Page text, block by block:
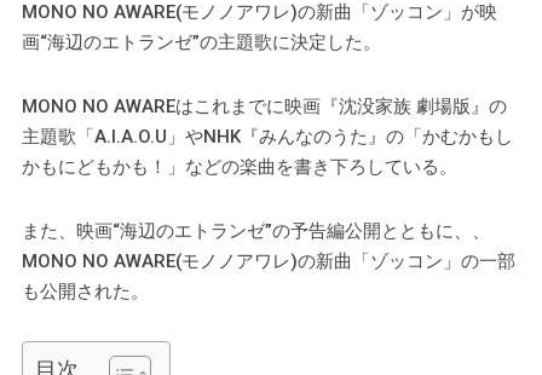
MONO NO AWARE(モノノアワレ)の新曲「ゾッコン」が映
画“海辺のエトランゼ”の主題歌に決定した。
MONO NO AWAREはこれまでに映画『沈没家族 劇場版』の
主題歌「A.I.A.O.U」やNHK『みんなのうた』の「かむかもし
かもにどもかも！」などの楽曲を書き下ろしている。
また、映画“海辺のエトランゼ”の予告編公開とともに、、
MONO NO AWARE(モノノアワレ)の新曲「ゾッコン」の一部
も公開された。